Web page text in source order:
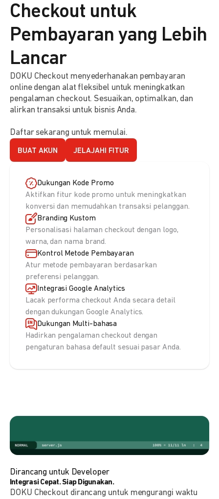
Checkout untuk
Pembayaran yang Lebih
Lancar
DOKU Checkout menyederhanakan pembayaran
online dengan alat fleksibel untuk meningkatkan
pengalaman checkout. Sesuaikan, optimalkan, dan
alirkan transaksi untuk bisnis Anda.
Daftar sekarang untuk memulai.
BUAT AKUN JELAJAHI FITUR
Dukungan Kode Promo
Aktifkan fitur kode promo untuk meningkatkan
konversi dan memudahkan transaksi pelanggan.
Branding Kustom
Personalisasi halaman checkout dengan logo,
warna, dan nama brand.
Kontrol Metode Pembayaran
Atur metode pembayaran berdasarkan
preferensi pelanggan.
Integrasi Google Analytics
Lacak performa checkout Anda secara detail
dengan dukungan Google Analytics.
Dukungan Multi-bahasa
Hadirkan pengalaman checkout dengan
pengaturan bahasa default sesuai pasar Anda.
Dirancang untuk Developer
Integrasi Cepat. Siap Digunakan.
DOKU Checkout dirancang untuk mengurangi waktu